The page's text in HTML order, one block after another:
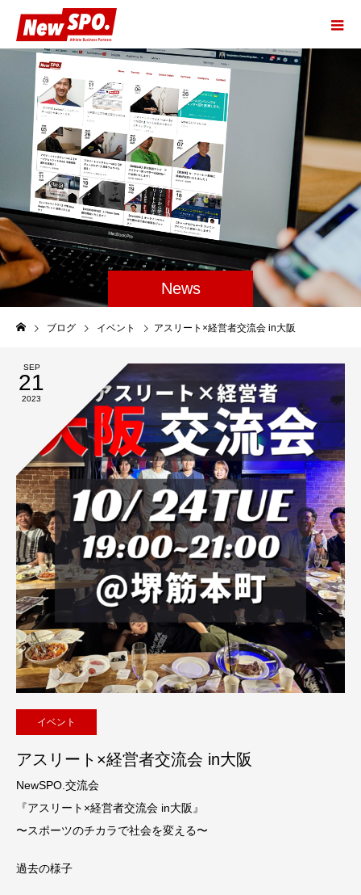
News
ブログ イベント アスリート×経営者交流会 in大阪
SEP
21
2023
イベント
アスリート×経営者交流会 in大阪
NewSPO.交流会
『アスリート×経営者交流会 in大阪』
〜スポーツのチカラで社会を変える〜
過去の様子